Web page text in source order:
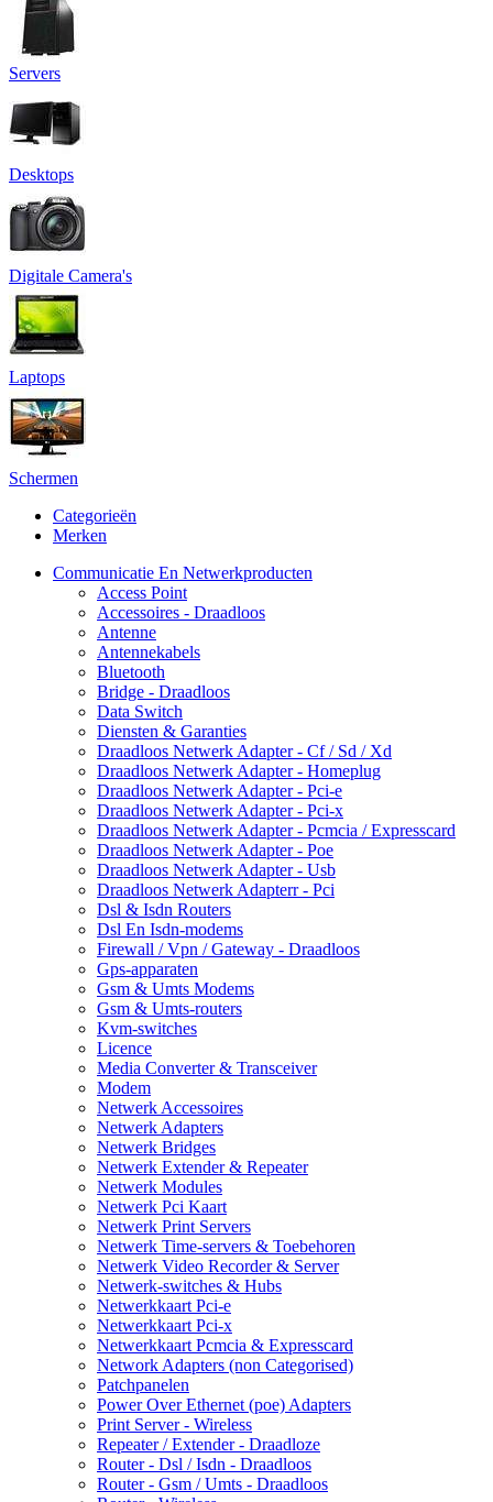
Servers
Desktops
Digitale Camera's
Laptops
Schermen
Categorieën
Merken
Communicatie En Netwerkproducten
Access Point
Accessoires - Draadloos
Antenne
Antennekabels
Bluetooth
Bridge - Draadloos
Data Switch
Diensten & Garanties
Draadloos Netwerk Adapter - Cf / Sd / Xd
Draadloos Netwerk Adapter - Homeplug
Draadloos Netwerk Adapter - Pci-e
Draadloos Netwerk Adapter - Pci-x
Draadloos Netwerk Adapter - Pcmcia / Expresscard
Draadloos Netwerk Adapter - Poe
Draadloos Netwerk Adapter - Usb
Draadloos Netwerk Adapterr - Pci
Dsl & Isdn Routers
Dsl En Isdn-modems
Firewall / Vpn / Gateway - Draadloos
Gps-apparaten
Gsm & Umts Modems
Gsm & Umts-routers
Kvm-switches
Licence
Media Converter & Transceiver
Modem
Netwerk Accessoires
Netwerk Adapters
Netwerk Bridges
Netwerk Extender & Repeater
Netwerk Modules
Netwerk Pci Kaart
Netwerk Print Servers
Netwerk Time-servers & Toebehoren
Netwerk Video Recorder & Server
Netwerk-switches & Hubs
Netwerkkaart Pci-e
Netwerkkaart Pci-x
Netwerkkaart Pcmcia & Expresscard
Network Adapters (non Categorised)
Patchpanelen
Power Over Ethernet (poe) Adapters
Print Server - Wireless
Repeater / Extender - Draadloze
Router - Dsl / Isdn - Draadloos
Router - Gsm / Umts - Draadloos